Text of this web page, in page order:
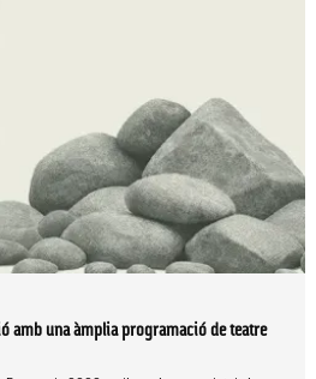
amb una àmplia programació de teatre